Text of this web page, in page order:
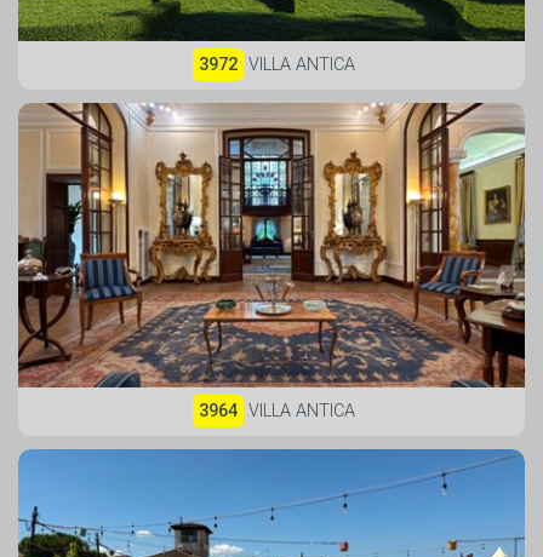
3972 VILLA ANTICA
3964 VILLA ANTICA